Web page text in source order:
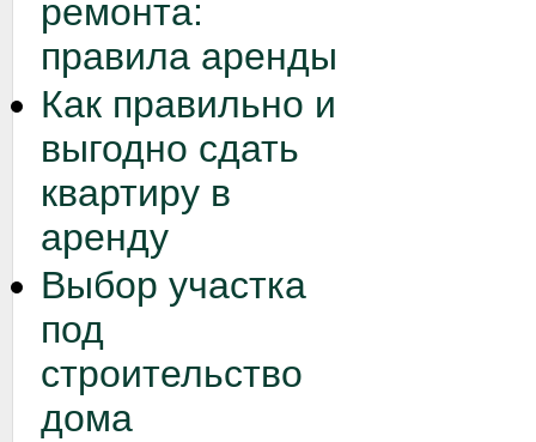
ремонта:
правила аренды
Как правильно и
выгодно сдать
квартиру в
аренду
Выбор участка
под
строительство
дома